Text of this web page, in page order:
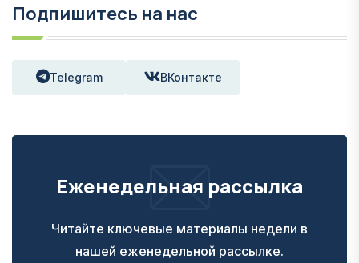
Подпишитесь на нас
Telegram ВКонтакте
Еженедельная рассылка
Читайте ключевые материалы недели в
нашей еженедельной рассылке.